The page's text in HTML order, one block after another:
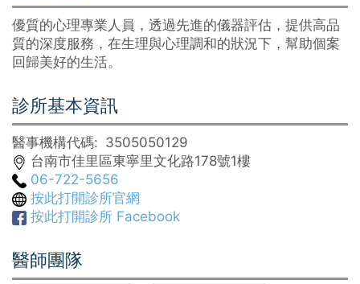
優質的心理專業人員，透過先進的儀器評估，提供高品
質的深度服務，在生理與心理調和的狀況下，幫助個案
回歸美好的生活。
診所基本資訊
醫事機構代碼
3505050129
台南市佳里區東寧里文化路178號1樓
06-722-5656
按此打開診所官網
按此打開診所 Facebook
醫師團隊